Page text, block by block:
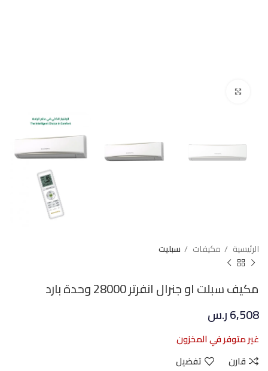
الرئيسية مكيفات سبليت
مكيف سبلت او جنرال انفرتر 28000 وحدة بارد
6,508ر.س
غير متوفر في المخزون
قارن
تفضيل